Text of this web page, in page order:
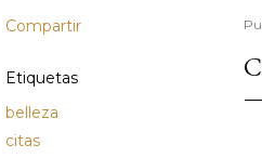
Compartir
Etiquetas
belleza
citas